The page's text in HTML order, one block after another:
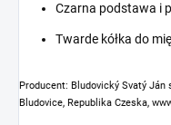
Czarna podstawa i
Twarde kółka do
Producent: Bludovický Svatý Ján
Bludovice, Republika Czeska,